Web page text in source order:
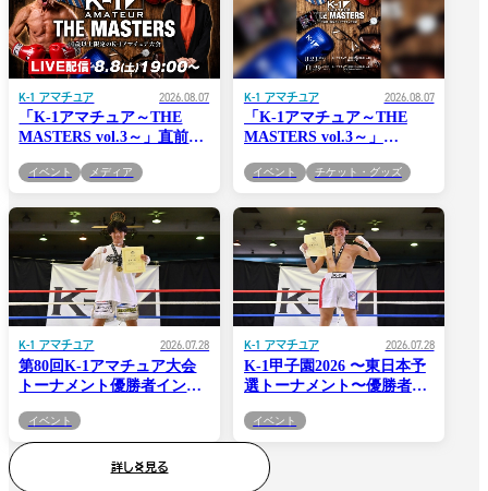
K-1 アマチュア 2026.08.07
「K-1アマチュア～THE
MASTERS vol.3～」直前ス
イベント メディア
K-1 アマチュア 2026.08.07
「K-1アマチュア～THE
MASTERS vol.3～」
FACE「K-1.SHOP」にてチ
イベント チケット・グッズ
K-1 アマチュア 2026.07.28
第80回K-1アマチュア大会
トーナメント優勝者インタ
（RAUSU GYM）
イベント
K-1 アマチュア 2026.07.28
K-1甲子園2026 〜東日本予
選トーナメント〜優勝者イ
（RAUSU GYM）
イベント
詳しく見る